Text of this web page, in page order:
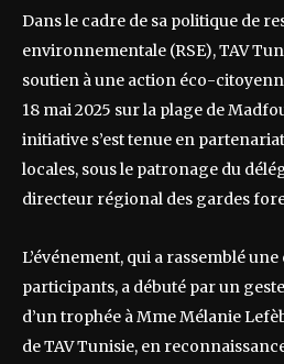
Dans le cadre de sa politique de
environnementale (RSE), TAV
soutien à une action éco-
18 mai 2025 sur la plage de
initiative s’est tenue en
locales, sous le patronage du
directeur régional des gardes
L’événement, qui a rassemblé
participants, a débuté par un
d’un trophée à Mme Mélanie
de TAV Tunisie, en